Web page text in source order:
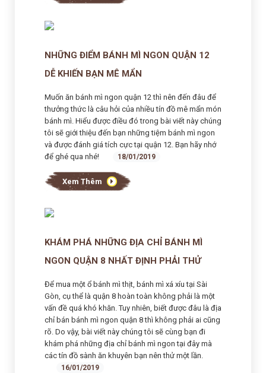
NHỮNG ĐIỂM BÁNH MÌ NGON QUẬN 12
DỄ KHIẾN BẠN MÊ MẨN
Muốn ăn bánh mì ngon quận 12 thì nên đến đâu để
thưởng thức là câu hỏi của nhiều tín đồ mê mẩn món
bánh mì. Hiểu được điều đó trong bài viết này chúng
tôi sẽ giới thiệu đến bạn những tiệm bánh mì ngon
và được đánh giá tích cực tại quận 12. Bạn hãy nhớ
để ghé qua nhé!
18/01/2019
Xem Thêm
KHÁM PHÁ NHỮNG ĐỊA CHỈ BÁNH MÌ
NGON QUẬN 8 NHẤT ĐỊNH PHẢI THỬ
Để mua một ổ bánh mì thịt, bánh mì xá xíu tại Sài
Gòn, cụ thể là quận 8 hoàn toàn không phải là một
vấn đề quá khó khăn. Tuy nhiên, biết được đâu là địa
chỉ bán bánh mì ngon quận 8 thì không phải ai cũng
rõ. Do vậy, bài viết này chúng tôi sẽ cùng bạn đi
khám phá những địa chỉ bánh mì ngon tại đây mà
các tín đồ sành ăn khuyên bạn nên thử một lần.
16/01/2019